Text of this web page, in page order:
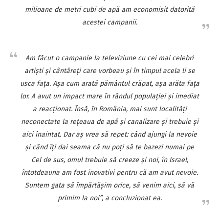
milioane de metri cubi de apă am economisit datorită
acestei campanii.
Am făcut o campanie la televiziune cu cei mai celebri
artişti şi cântăreţi care vorbeau şi în timpul acela li se
usca faţa. Aşa cum arată pământul crăpat, aşa arăta faţa
lor. A avut un impact mare în rândul populaţiei şi imediat
a reacţionat. Însă, în România, mai sunt localităţi
neconectate la reţeaua de apă şi canalizare şi trebuie şi
aici înaintat. Dar aş vrea să repet: când ajungi la nevoie
şi când îţi dai seama că nu poţi să te bazezi numai pe
Cel de sus, omul trebuie să creeze şi noi, în Israel,
întotdeauna am fost inovativi pentru că am avut nevoie.
Suntem gata să împărtăşim orice, să venim aici, să vă
primim la noi”, a concluzionat ea.